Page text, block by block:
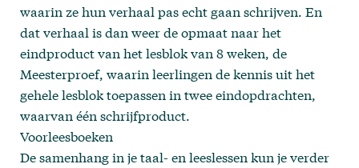
waarin ze hun verhaal pas echt gaan schrijven. En
dat verhaal is dan weer de opmaat naar het
eindproduct van het lesblok van 8 weken, de
Meesterproef, waarin leerlingen de kennis uit het
gehele lesblok toepassen in twee eindopdrachten,
waarvan één schrijfproduct.
Voorleesboeken
De samenhang in je taal- en leeslessen kun je verder